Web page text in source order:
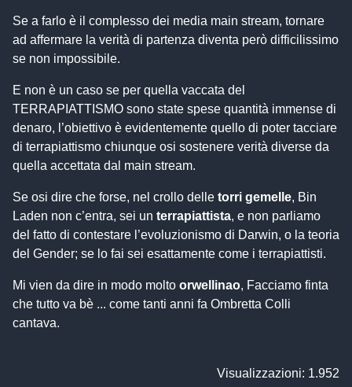
Se a farlo è il complesso dei media main stream, tornare
ad affermare la verità di partenza diventa però difficilissimo
se non impossibile.
E non è un caso se per quella vaccata del
TERRAPIATTISMO sono state spese quantità immense di
denaro, l’obiettivo è evidentemente quello di poter tacciare
di terrapiattismo chiunque osi sostenere verità diverse da
quella accettata dal main stream.
Se osi dire che forse, nel crollo delle torri gemelle, Bin
Laden non c’entra, sei un terrapiattista, e non parliamo
del fatto di contestare l’evoluzionismo di Darwin, o la teoria
del Gender; se lo fai sei esattamente come i terrapiattisti.
Mi vien da dire in modo molto orwellinao, Facciamo finta
che tutto va bè ... come tanti anni fa Ombretta Colli
cantava.
Visualizzazioni: 1.952